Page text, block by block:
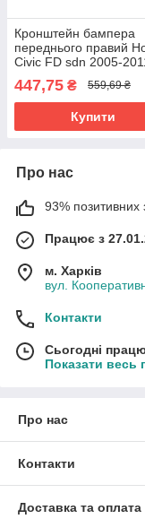
Кронштейн бампера
переднього правий
Civic FD sdn 2005-
447,75 ₴ 559,69 ₴
Купити
Про нас
93% позитивних
Працює з
м. Харків
вул.
Контакти
Сьогодні
Показати весь
Про нас
Контакти
Доставка та оплата